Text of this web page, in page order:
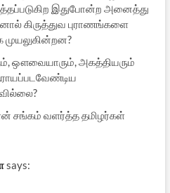
இதுபோன்ற அனைத்து
கிருத்துவ புராணங்களை
ஔவையாரும், அகத்தியரும்
சங்கம் வளர்த்த தமிழர்கள்
says: